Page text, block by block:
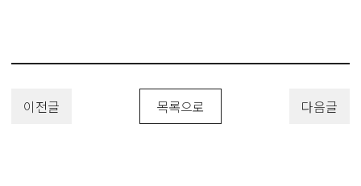
이전글 목록으로 다음글